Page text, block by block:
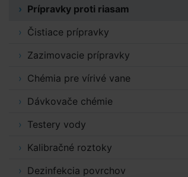
Prípravky proti riasam
Čistiace prípravky
Zazimovacie prípravky
Chémia pre vírivé vane
Dávkovače chémie
Testery vody
Kalibračné roztoky
Dezinfekcia povrchov